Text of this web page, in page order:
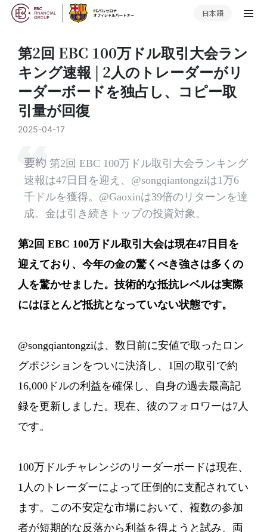
日本語
第2回 EBC 100万ドル取引大会ラン
キング速報 | 2人のトレーダーがリ
ーダーボードを独占し、コピー取
引量が回復
2025-04-17
要約 第2回 EBC 100万ドル取引大会ランキング
速報は47日目を迎え、@songqiantongziは1万6
千ドルを獲得。@Gaoxinは39倍のリターンを達
成。金は引き続きトップの投資対象。
第2回 EBC 100万ドル取引大会は現在47日目を
迎えており、今年の金の驚くべき強さは多くの
人を驚かせました。技術的な抵抗レベルは実際
にはほとんど抵抗となっていない状態です。
@songqiantongziは、数日前に安値で取ったロン
グポジションをついに決済し、1回の取引で約
16,000ドルの利益を確保し、自身の過去最高記
録を更新しました。現在、彼のフォロワーは7人
です。
100万ドルチャレンジのリーダーボードは現在、
1人のトレーダーによって圧倒的に支配されてい
ます。この不安定な市場において、複数の参加
者が短期的な反落から利益を得ようと試み、両